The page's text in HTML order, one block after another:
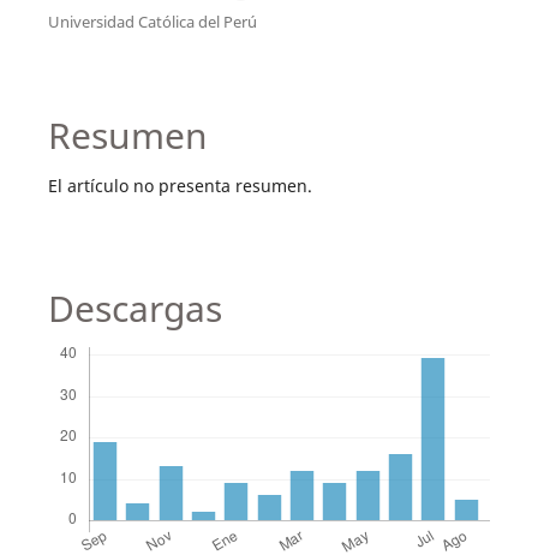
Universidad Católica del Perú
Resumen
El artículo no presenta resumen.
Descargas